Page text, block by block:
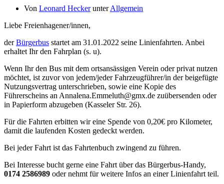
Von Leonard HeckerunterAllgemein
Liebe Freienhagener/innen,
derBürgerbus startet am 31.01.2022 seine Linienfahrten. Anbei
erhaltet Ihr den Fahrplan (s. u).
Wenn Ihr den Bus mit dem ortsansässigen Verein oder privat nutzen
möchtet, ist zuvor von jedem/jeder Fahrzeugführer/in der beigefügte
Nutzungsvertrag unterschrieben, sowie eine Kopie des
Führerscheins an Annalena.Emmeluth@gmx.de zuübersenden oder
in Papierform abzugeben (Kasseler Str. 26).
Für die Fahrten erbitten wir eine Spende von 0,20€ pro Kilometer,
damit die laufenden Kosten gedeckt werden.
Bei jeder Fahrt ist das Fahrtenbuch zwingend zu führen.
Bei Interesse bucht gerne eine Fahrt über das Bürgerbus-Handy,
0174 2586989 oder nehmt für weitere Infos an einer Linienfahrt teil.